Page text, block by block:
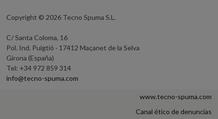
Copyright © 2026 Tecno Spuma S.L.
C/ Santa Coloma, 16
Pol. Ind. Puigtió · 17412 Maçanet de la Selva
Girona (España)
Tel: +34 972 859 314
info@tecno-spuma.com
www.tecno-spuma.com
Canal ético de denuncias